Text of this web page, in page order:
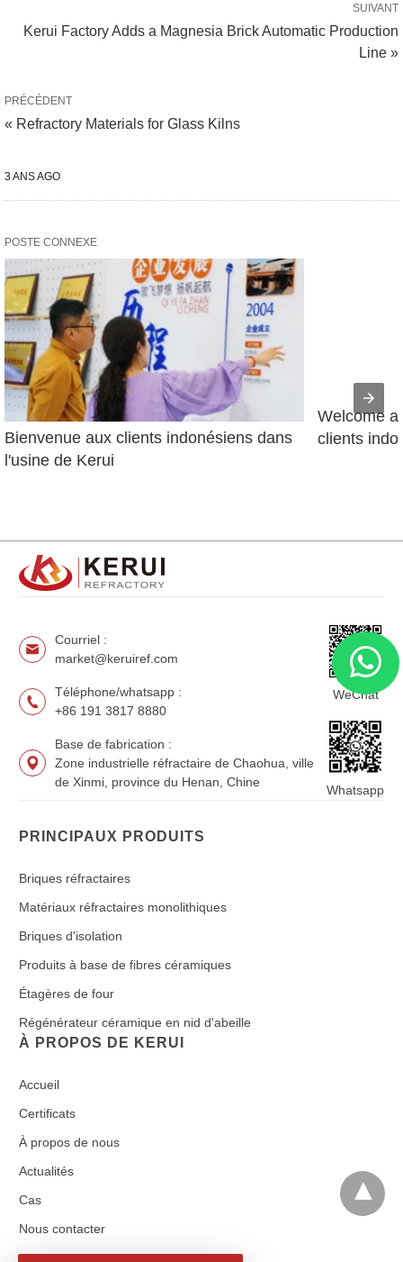
SUIVANT
Kerui Factory Adds a Magnesia Brick Automatic Production
Line »
PRÉCÉDENT
« Refractory Materials for Glass Kilns
3 ANS AGO
POSTE CONNEXE
Bienvenue aux clients indonésiens dans
l'usine de Kerui
Welcome
clients
Courriel :
market@keruiref.com
Téléphone/whatsapp :
+86 191 3817 8880
Base de fabrication :
Zone industrielle réfractaire de Chaohua, ville
de Xinmi, province du Henan, Chine
WeChat
Whatsapp
PRINCIPAUX PRODUITS
Briques réfractaires
Matériaux réfractaires monolithiques
Briques d'isolation
Produits à base de fibres céramiques
Étagères de four
Régénérateur céramique en nid d'abeille
À PROPOS DE KERUI
Accueil
Certificats
À propos de nous
Actualités
Cas
Nous contacter